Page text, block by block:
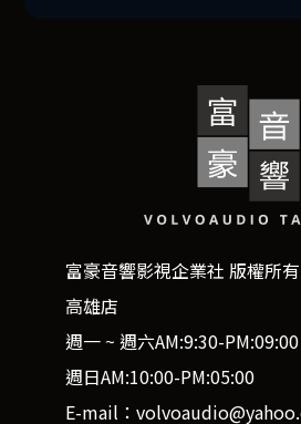
富豪音響影視企業社 版權所有
高雄店
週一 ~ 週六AM:9:30-PM:09:00
週日AM:10:00-PM:05:00
E-mail：